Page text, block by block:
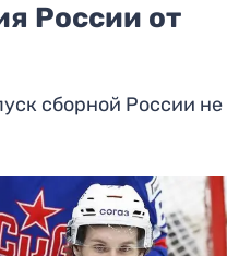
России от
сборной России